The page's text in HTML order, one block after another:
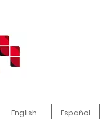
English Español